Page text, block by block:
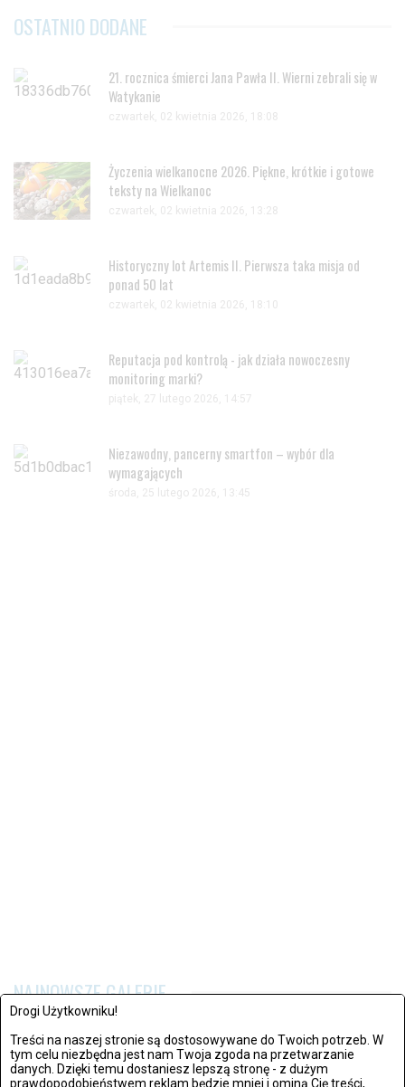
Drogi Użytkowniku!
Treści na naszej stronie są dostosowywane do Twoich potrzeb. W
tym celu niezbędna jest nam Twoja zgoda na przetwarzanie
danych. Dzięki temu dostaniesz lepszą stronę - z dużym
prawdopodobieństwem reklam będzie mniej i ominą Cię treści,
OSTATNIO DODANE
21. rocznica śmierci Jana Pawła II. Wierni zebrali się w
Watykanie
czwartek, 02 kwietnia 2026, 18:08
Życzenia wielkanocne 2026. Piękne, krótkie i gotowe
teksty na Wielkanoc
czwartek, 02 kwietnia 2026, 13:28
Historyczny lot Artemis II. Pierwsza taka misja od
ponad 50 lat
czwartek, 02 kwietnia 2026, 18:10
Reputacja pod kontrolą - jak działa nowoczesny
monitoring marki?
piątek, 27 lutego 2026, 14:57
Niezawodny, pancerny smartfon – wybór dla
wymagających
środa, 25 lutego 2026, 13:45
NAJNOWSZE GALERIE